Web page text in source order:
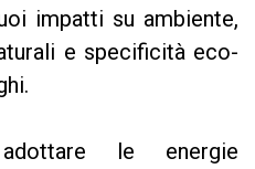
impatti su ambiente,
e specificità eco-
le energie